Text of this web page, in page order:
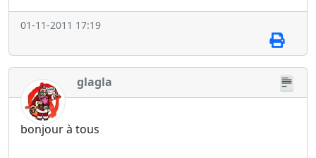
01-11-2011 17:19
glagla
bonjour à tous